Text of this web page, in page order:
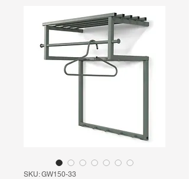
SKU: GW150-33